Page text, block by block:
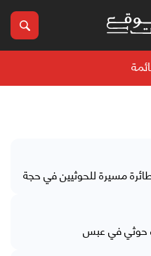
مسيرة للحوثيين في حجة
حوثي في عبس